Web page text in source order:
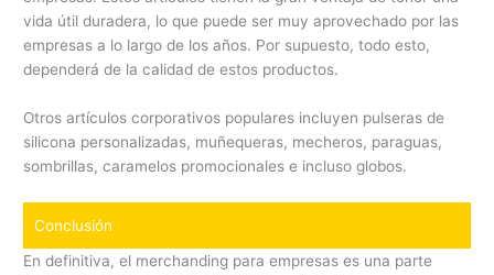
vida útil duradera, lo que puede ser muy aprovechado por las
empresas a lo largo de los años. Por supuesto, todo esto,
dependerá de la calidad de estos productos.
Otros artículos corporativos populares incluyen pulseras de
silicona personalizadas, muñequeras, mecheros, paraguas,
sombrillas, caramelos promocionales e incluso globos.
Conclusión
En definitiva, el merchanding para empresas es una parte